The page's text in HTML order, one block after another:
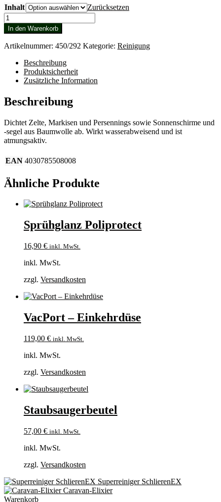
Inhalt
Zurücksetzen
Zeltimprägnierungsmittel
Imprägnan
Menge
In den Warenkorb
Artikelnummer: 450/292 Kategorie: Reinigung
Beschreibung
Produktsicherheit
Zusätzliche Information
Beschreibung
Dichtet Zelte, Markisen und Persennings sowie Sonnenschirme und
-segel aus Baumwolle ab. Wirkt wasserabweisend und ist
atmungsaktiv.
EAN 4030785508008
Ähnliche Produkte
Sprühglanz Poliprotect
16,90 € inkl. MwSt.
inkl. MwSt.
zzgl. Versandkosten
VacPort – Einkehrdüse
119,00 € inkl. MwSt.
inkl. MwSt.
zzgl. Versandkosten
Staubsaugerbeutel
57,00 € inkl. MwSt.
inkl. MwSt.
zzgl. Versandkosten
Superreiniger SchlierenEX
Caravan-Elixier
Warenkorb